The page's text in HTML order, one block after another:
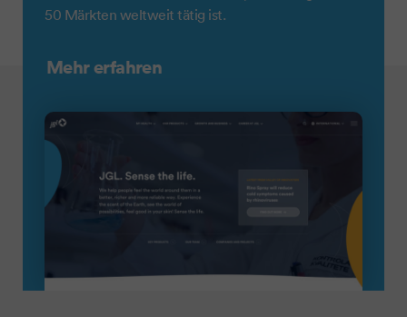
50 Märkten weltweit tätig ist.
Mehr erfahren